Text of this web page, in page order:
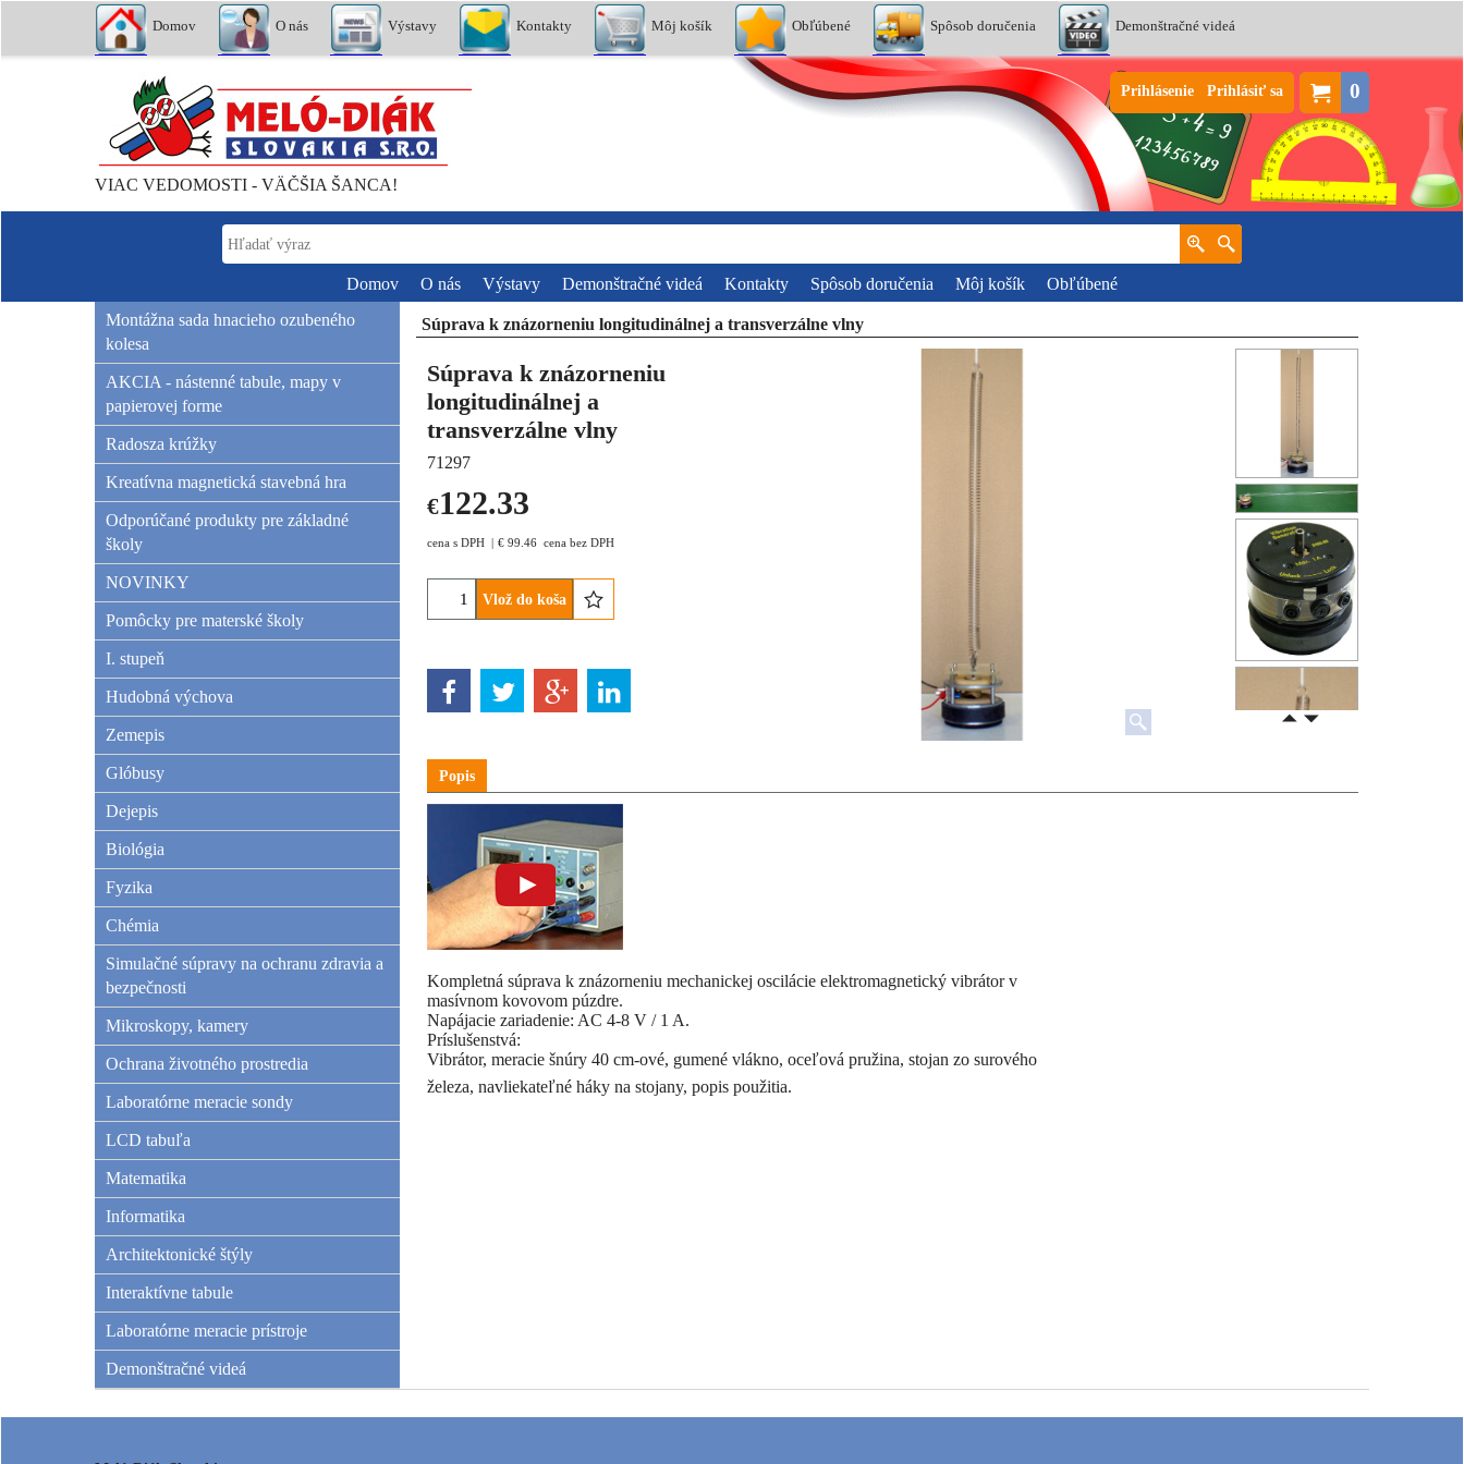
Domov O nás Výstavy Kontakty Môj košík Obľúbené Spôsob doručenia Demonštračné videá
0
Prihlásenie Prihlásiť sa
VIAC VEDOMOSTI - VÄČŠIA ŠANCA!
Domov O nás Výstavy Demonštračné videá Kontakty Spôsob doručenia Môj košík
Obľúbené
Montážna sada hnacieho ozubeného
kolesa
AKCIA - nástenné tabule, mapy v
papierovej forme
Radosza krúžky
Kreatívna magnetická stavebná hra
Odporúčané produkty pre základné
školy
NOVINKY
Pomôcky pre materské školy
I. stupeň
Hudobná výchova
Zemepis
Glóbusy
Dejepis
Biológia
Fyzika
Chémia
Simulačné súpravy na ochranu zdravia a
bezpečnosti
Mikroskopy, kamery
Ochrana životného prostredia
Laboratórne meracie sondy
LCD tabuľa
Matematika
Informatika
Architektonické štýly
Interaktívne tabule
Laboratórne meracie prístroje
Demonštračné videá
Súprava k znázorneniu longitudinálnej a transverzálne vlny
Súprava k znázorneniu
longitudinálnej a
transverzálne vlny
71297
€122.33
cena s DPH € 99.46 cena bez DPH
Vlož do koša
Popis
Kompletná súprava k znázorneniu mechanickej oscilácie elektromagnetický vibrátor v
masívnom kovovom púzdre.
Napájacie zariadenie: AC 4-8 V / 1 A.
Príslušenstvá:
Vibrátor, meracie šnúry 40 cm-ové, gumené vlákno, oceľová pružina, stojan zo surového
železa, navliekateľné háky na stojany, popis použitia.